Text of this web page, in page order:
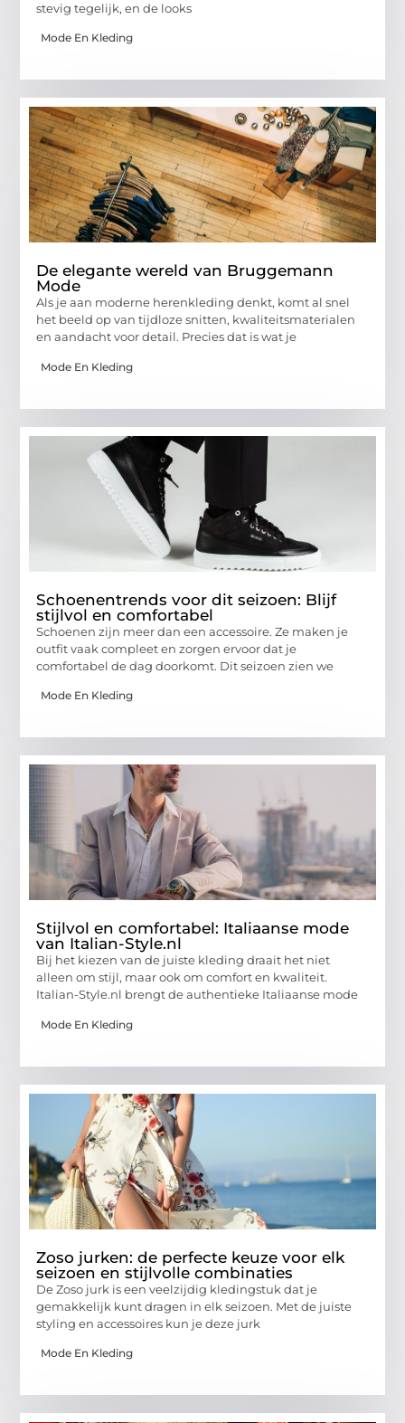
stevig tegelijk, en de looks
Mode En Kleding
De elegante wereld van Bruggemann
Mode
Als je aan moderne herenkleding denkt, komt al snel
het beeld op van tijdloze snitten, kwaliteitsmaterialen
en aandacht voor detail. Precies dat is wat je
Mode En Kleding
Schoenentrends voor dit seizoen: Blijf
stijlvol en comfortabel
Schoenen zijn meer dan een accessoire. Ze maken je
outfit vaak compleet en zorgen ervoor dat je
comfortabel de dag doorkomt. Dit seizoen zien we
Mode En Kleding
Stijlvol en comfortabel: Italiaanse mode
van Italian-Style.nl
Bij het kiezen van de juiste kleding draait het niet
alleen om stijl, maar ook om comfort en kwaliteit.
Italian-Style.nl brengt de authentieke Italiaanse mode
Mode En Kleding
Zoso jurken: de perfecte keuze voor elk
seizoen en stijlvolle combinaties
De Zoso jurk is een veelzijdig kledingstuk dat je
gemakkelijk kunt dragen in elk seizoen. Met de juiste
styling en accessoires kun je deze jurk
Mode En Kleding